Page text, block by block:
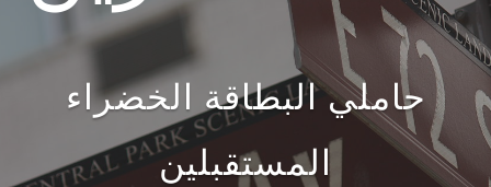
حاملي البطاقة الخضراء
المستقبلين